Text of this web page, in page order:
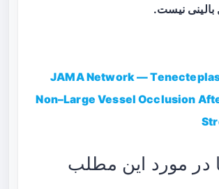
نیست.
JAMA Network —
Non–Large Vessel Occlusion
در مورد این مطلب